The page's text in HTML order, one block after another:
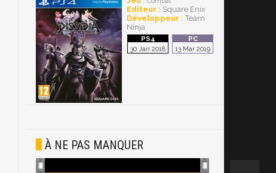
Editeur : Square Enix
Développeur : Team
Ninja
30 Jan 2018 13 Mar 2019
À NE PAS MANQUER